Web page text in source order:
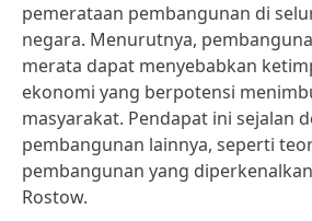
pemerataan pembangunan di
negara. Menurutnya,
merata dapat menyebabkan
ekonomi yang berpotensi
masyarakat. Pendapat ini sejalan
pembangunan lainnya, seperti
pembangunan yang
Rostow.